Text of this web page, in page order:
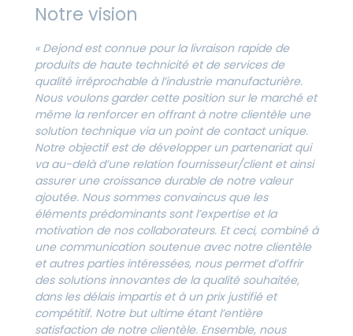
Notre vision
« Dejond est connue pour la livraison rapide de
produits de haute technicité et de services de
qualité irréprochable à l’industrie manufacturière.
Nous voulons garder cette position sur le marché et
même la renforcer en offrant à notre clientèle une
solution technique via un point de contact unique.
Notre objectif est de développer un partenariat qui
va au-delà d’une relation fournisseur/client et ainsi
assurer une croissance durable de notre valeur
ajoutée. Nous sommes convaincus que les
éléments prédominants sont l’expertise et la
motivation de nos collaborateurs. Et ceci, combiné à
une communication soutenue avec notre clientèle
et autres parties intéressées, nous permet d’offrir
des solutions innovantes de la qualité souhaitée,
dans les délais impartis et à un prix justifié et
compétitif. Notre but ultime étant l’entière
satisfaction de notre clientèle. Ensemble, nous